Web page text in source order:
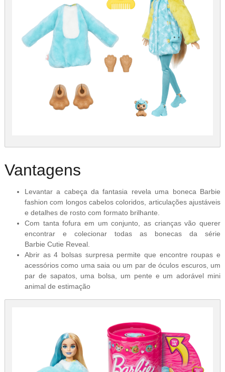
Vantagens
Levantar a cabeça da fantasia revela uma boneca Barbie
fashion com longos cabelos coloridos, articulações ajustáveis
e detalhes de rosto com formato brilhante.
Com tanta fofura em um conjunto, as crianças vão querer
encontrar e colecionar todas as bonecas da série
Barbie Cutie Reveal.
Abrir as 4 bolsas surpresa permite que encontre roupas e
acessórios como uma saia ou um par de óculos escuros, um
par de sapatos, uma bolsa, um pente e um adorável mini
animal de estimação